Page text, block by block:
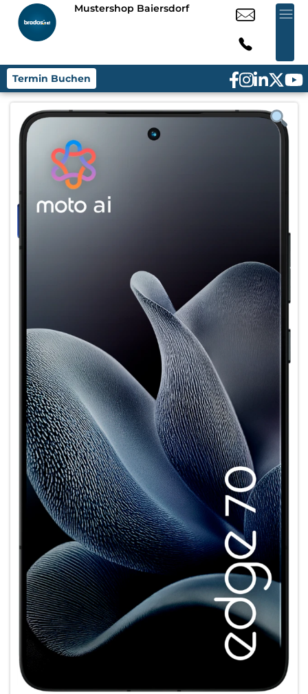
Mustershop Baiersdorf
Termin Buchen